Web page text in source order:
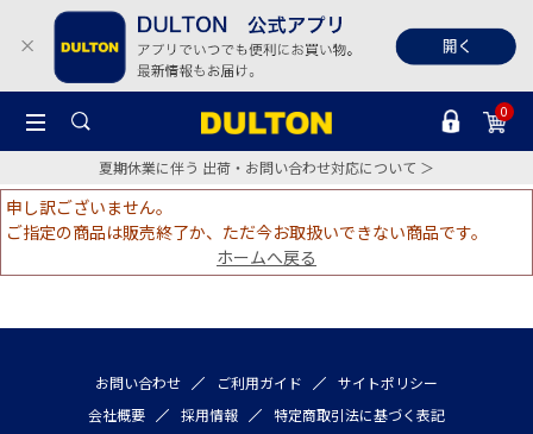
0
夏期休業に伴う 出荷・お問い合わせ対応について ＞
申し訳ございません。
ご指定の商品は販売終了か、ただ今お取扱いできない商品です。
ホームへ戻る
お問い合わせ ご利用ガイド
サイトポリシー
会社概要
採用情報 特定商取引法に基づく表記